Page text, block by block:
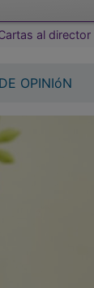
al director
OPINIóN